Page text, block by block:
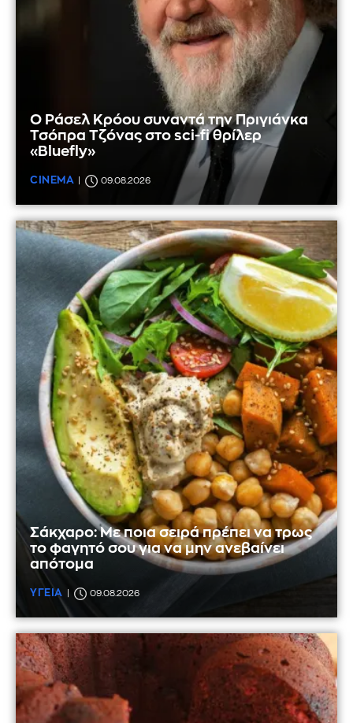
Ο Ράσελ Κρόου συναντά την Πριγιάνκα
Τσόπρα Τζόνας στο sci-fi θρίλερ
«Bluefly»
CINEMA 09.08.2026
Σάκχαρο: Με ποια σειρά πρέπει να τρως
το φαγητό σου για να μην ανεβαίνει
απότομα
ΥΓΕΙΑ 09.08.2026